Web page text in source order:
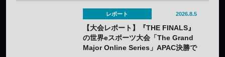
レポート 2026.8.5
【大会レポート】『THE FINALS』
の世界eスポーツ大会「The Grand
Major Online Series」APAC決勝で